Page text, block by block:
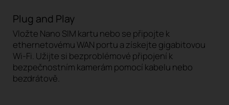
Plug and Play
Vložte Nano SIM kartu nebo se připojte k
ethernetovému WAN portu a získejte gigabitovou
Wi-Fi. Užijte si bezproblémové připojení k
bezpečnostním kamerám pomocí kabelu nebo
bezdrátově.